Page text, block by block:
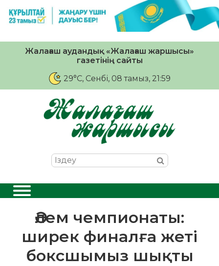
Жалағаш аудандық «Жалағаш жаршысы»
газетінің сайты
29°C, Сенбі, 08 тамыз, 21:59
Әлем чемпионаты:
ширек финалға жеті
боксшымыз шықты